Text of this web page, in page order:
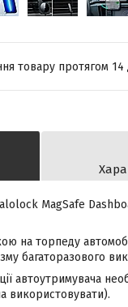
товару протягом 14
MagSafe
на торпеду
багаторазового
автоутримувача
використовувати).